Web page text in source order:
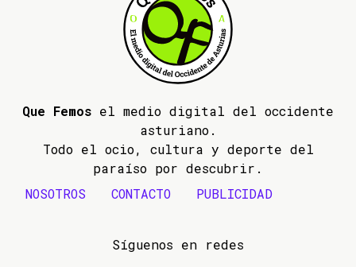
Que Femos el medio digital del occidente
asturiano.
Todo el ocio, cultura y deporte del
paraíso por descubrir.
NOSOTROS
CONTACTO PUBLICIDAD
Síguenos en redes